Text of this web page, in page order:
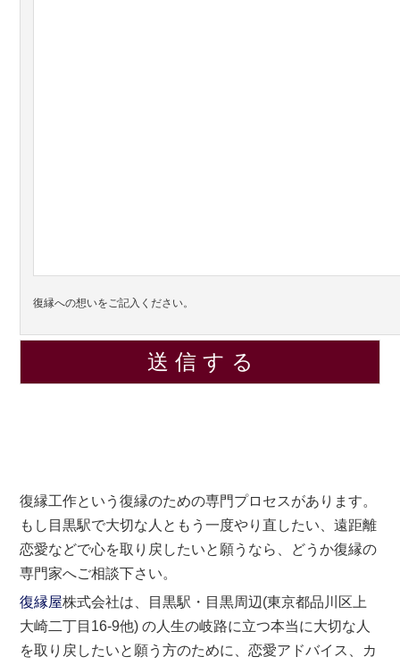
復縁への想いをご記入ください。
復縁工作という復縁のための専門プロセスがあります。
もし目黒駅で大切な人ともう一度やり直したい、遠距離
恋愛などで心を取り戻したいと願うなら、どうか復縁の
専門家へご相談下さい。
復縁屋株式会社は、目黒駅・目黒周辺(東京都品川区上
大崎二丁目16-9他) の人生の岐路に立つ本当に大切な人
を取り戻したいと願う方のために、恋愛アドバイス、カ